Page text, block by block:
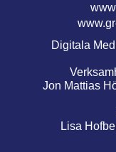
Digitala
Jon Mattias
Lisa